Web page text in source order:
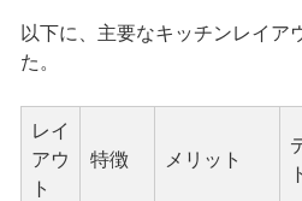
以下に、主要なキッチンレイア
た。
レイ
アウ
ト
特徴 メリット